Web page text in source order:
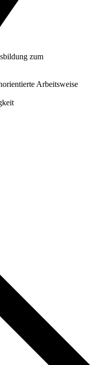
zum
Arbeitsweise